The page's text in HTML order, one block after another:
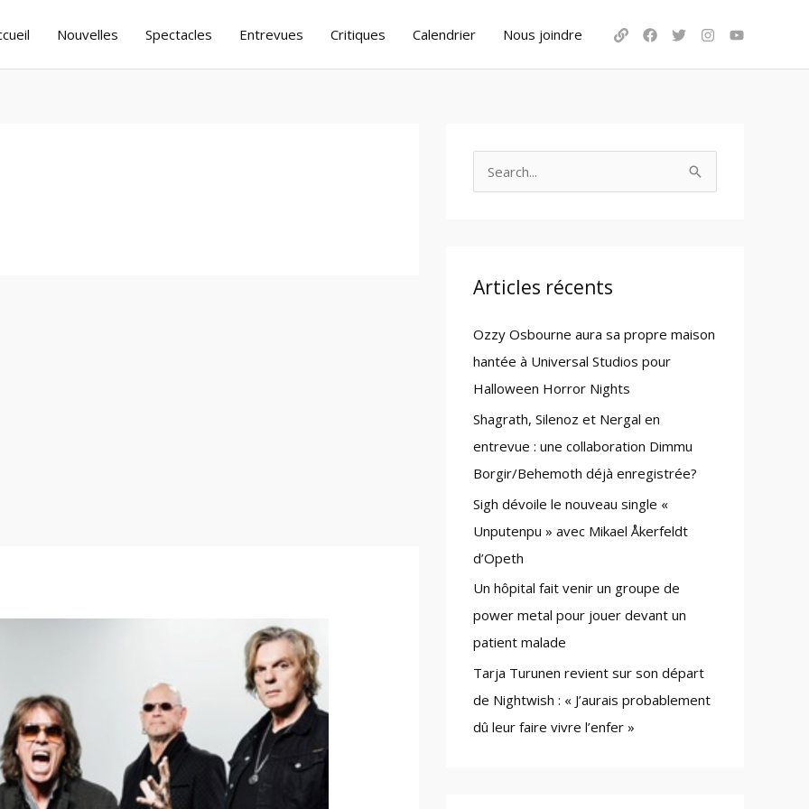
Nouvelles Spectacles Entrevues Critiques Calendrier Nous joindre
c
f
o
r
:
Articles récents
Ozzy Osbourne aura sa propre maison
hantée à Universal Studios pour
Halloween Horror Nights
Shagrath, Silenoz et Nergal en
entrevue : une collaboration Dimmu
Borgir/Behemoth déjà enregistrée?
Sigh dévoile le nouveau single «
Unputenpu » avec Mikael Åkerfeldt
d’Opeth
Un hôpital fait venir un groupe de
power metal pour jouer devant un
patient malade
Tarja Turunen revient sur son départ
de Nightwish : « J’aurais probablement
dû leur faire vivre l’enfer »